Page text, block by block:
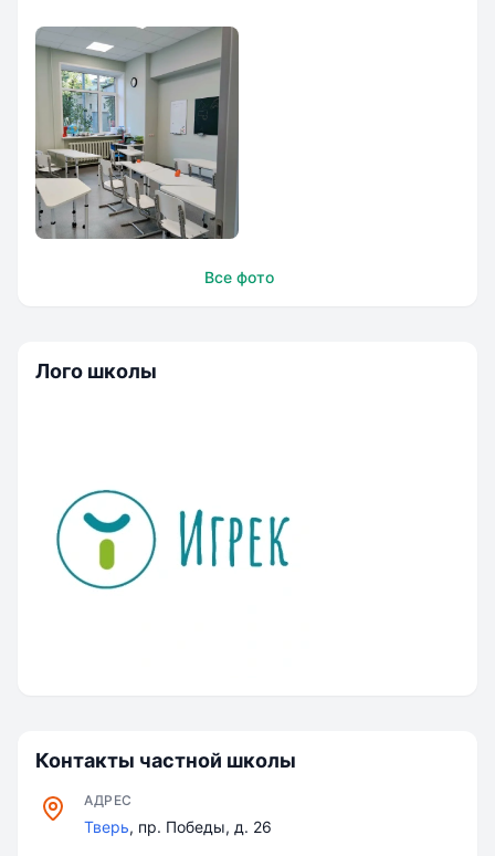
Все фото
Лого школы
Контакты частной школы
АДРЕС
Тверь, пр. Победы, д. 26